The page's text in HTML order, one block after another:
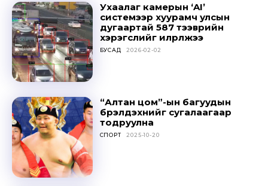
Ухаалаг камерын ‘AI’
системээр хуурамч улсын
дугаартай 587 тээврийн
хэрэгслийг илрүүлжээ
БУСАД 2026-02-02
“Алтан цом”-ын багуудын
бүрэлдэхүүнийг сугалаагаар
тодруулна
СПОРТ 2025-10-20